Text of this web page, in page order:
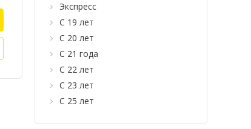
Экспресс
С 19 лет
С 20 лет
С 21 года
С 22 лет
С 23 лет
С 25 лет